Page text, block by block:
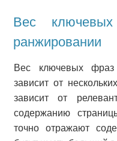
Вес
ранжировании
Вес ключевых
зависит от
зависит от
содержанию
точно отражают